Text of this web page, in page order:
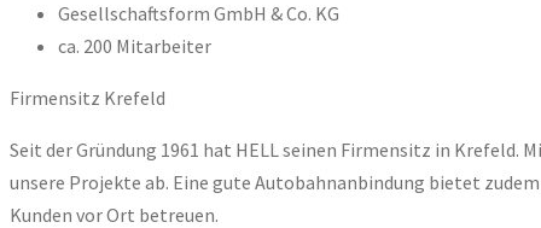
Gesellschaftsform GmbH & Co. KG
ca. 200 Mitarbeiter
Firmensitz Krefeld
Seit der Gründung 1961 hat HELL seinen Firmensitz in
unsere Projekte ab. Eine gute Autobahnanbindung bietet
Kunden vor Ort betreuen.